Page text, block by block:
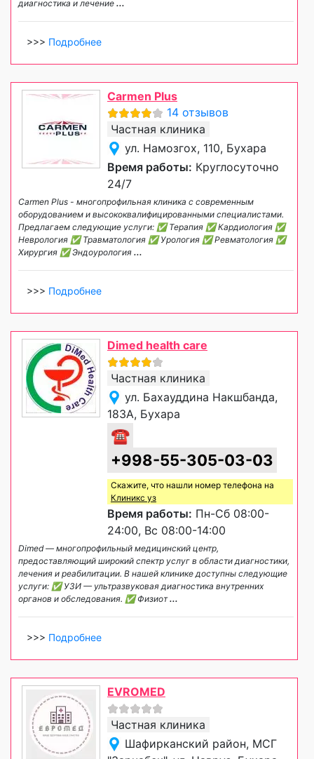
диагностика и лечение ...
>>> Подробнее
Carmen Plus
14 отзывов
Частная клиника
ул. Намозгох, 110, Бухара
Время работы: Круглосуточно
24/7
Carmen Plus - многопрофильная клиника с современным
оборудованием и высококвалифицированными специалистами.
Предлагаем следующие услуги: ✅ Терапия ✅ Кардиология ✅
Неврология ✅ Травматология ✅ Урология ✅ Ревматология ✅
Хирургия ✅ Эндоурология ...
>>> Подробнее
Dimed health care
Частная клиника
ул. Бахауддина Накшбанда,
183А, Бухара
☎
+998-55-305-03-03
Скажите, что нашли номер телефона на
Клиникс уз
Время работы: Пн-Сб 08:00-
24:00, Вс 08:00-14:00
Dimed — многопрофильный медицинский центр,
предоставляющий широкий спектр услуг в области диагностики,
лечения и реабилитации. В нашей клинике доступны следующие
услуги: ✅ УЗИ — ультразвуковая диагностика внутренних
органов и обследования. ✅ Физиот...
>>> Подробнее
EVROMED
Частная клиника
Шафирканский район, МСГ